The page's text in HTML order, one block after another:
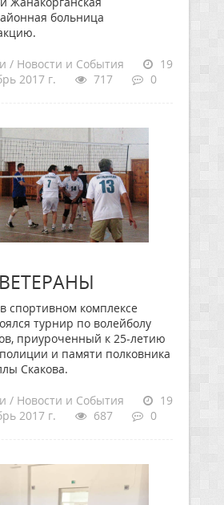
больница
/ Новости и События
19
2017 г.
717 0
спортивном комплексе
турнир по волейболу
приуроченный к 25-летию
полиции и памяти полковника
Скакова.
/ Новости и События
19
2017 г.
687 0